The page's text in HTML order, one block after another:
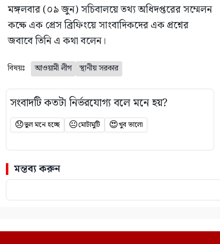
মঙ্গলবার (০৯ জুন) সচিবালয়ে তথ্য অধিদপ্তরের সম্মেলন
কক্ষে এক প্রেস ব্রিফিংয়ে সাংবাদিকদের এক প্রশ্নের
জবাবে তিনি এ কথা বলেন।
বিষয়ঃ আওয়ামী লীগ স্থানীয় সরকার
সংবাদটি কতটা নির্ভরযোগ্য বলে মনে হয়?
😞ভুল মনে হচ্ছে 😐মোটামুটি 😍খুব ভালো
মন্তব্য করুন